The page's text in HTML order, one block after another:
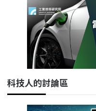
科技人的討論區